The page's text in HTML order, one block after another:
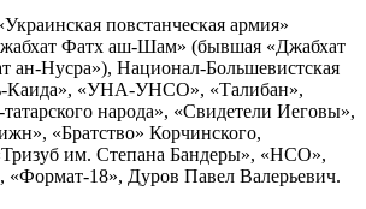
повстанческая армия»
Фатх аш-Шам» (бывшая «Джабхат
ан-Нусра»), Национал-Большевистская
Каида», «УНА-УНСО», «Талибан»,
народа», «Свидетели Иеговы»,
«Братство» Корчинского,
им. Степана Бандеры», «НСО»,
«Формат-18», Дуров Павел Валерьевич.